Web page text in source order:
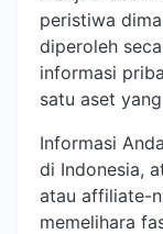
peristiwa
diperoleh
informasi
satu aset
Informasi
di Indonesia,
atau affiliate-
memelihara